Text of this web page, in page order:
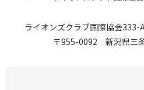
ライオンズクラブ国際協会333-
〒955-0092 新潟県三